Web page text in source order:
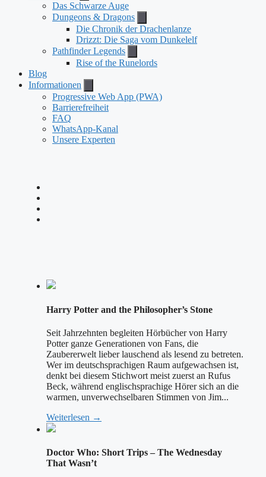
Das Schwarze Auge
Dungeons & Dragons
Die Chronik der Drachenlanze
Drizzt: Die Saga vom Dunkelelf
Pathfinder Legends
Rise of the Runelords
Blog
Informationen
Progressive Web App (PWA)
Barrierefreiheit
FAQ
WhatsApp-Kanal
Unsere Experten
Harry Potter and the Philosopher’s Stone
Seit Jahrzehnten begleiten Hörbücher von Harry
Potter ganze Generationen von Fans, die
Zaubererwelt lieber lauschend als lesend zu betreten.
Wer im deutschsprachigen Raum aufgewachsen ist,
denkt bei diesem Stichwort meist zuerst an Rufus
Beck, während englischsprachige Hörer sich an die
warmen, unverwechselbaren Stimmen von Jim...
Weiterlesen →
Doctor Who: Short Trips – The Wednesday
That Wasn’t